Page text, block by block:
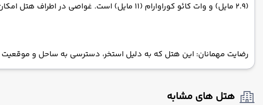
(۲.۹ مایل) و وات کائو کوراوارام (۱۱ مایل) است. غواصی در اطراف هتل امکان‌پذیر است.
رضایت مهمانان: این هتل که به دلیل استخر، دسترسی به ساحل و موقعیت
هتل های مشابه